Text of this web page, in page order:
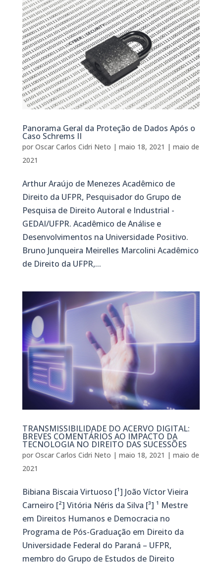
Panorama Geral da Proteção de Dados Após o
Caso Schrems II
por Oscar Carlos Cidri Neto | maio 18, 2021 | maio de
2021
Arthur Araújo de Menezes Acadêmico de
Direito da UFPR, Pesquisador do Grupo de
Pesquisa de Direito Autoral e Industrial -
GEDAI/UFPR. Acadêmico de Análise e
Desenvolvimentos na Universidade Positivo.
Bruno Junqueira Meirelles Marcolini Acadêmico
de Direito da UFPR,...
TRANSMISSIBILIDADE DO ACERVO DIGITAL:
BREVES COMENTÁRIOS AO IMPACTO DA
TECNOLOGIA NO DIREITO DAS SUCESSÕES
por Oscar Carlos Cidri Neto | maio 18, 2021 | maio de
2021
Bibiana Biscaia Virtuoso [¹] João Víctor Vieira
Carneiro [²] Vitória Néris da Silva [³] ¹ Mestre
em Direitos Humanos e Democracia no
Programa de Pós-Graduação em Direito da
Universidade Federal do Paraná – UFPR,
membro do Grupo de Estudos de Direito